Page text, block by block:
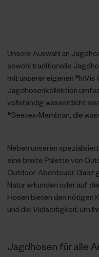
Unsere Auswahl an
sowohl traditionelle
mit unserer eigenen
Jagdhosenkollektion
vollständig wasserdicht
®Seetex-Membran, die
Neben unseren
eine breite Palette von
Outdoor-Abenteuer. Ganz
Natur erkunden oder auf
Hosen bieten den nötigen
und die Vielseitigkeit, um
Jagdhosen für alle